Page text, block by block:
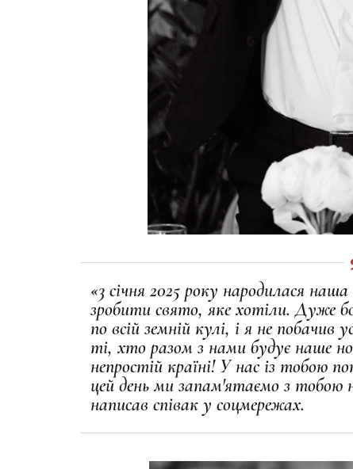
«3 січня 2025 року народилася
зробити свято, яке хотіли. Дуже
по всій земній кулі, і я не побачив
ті, хто разом з нами будує наше
непростій країні! У нас із тобою
цей день ми запам'ятаємо з тобою
написав співак у соцмережах.